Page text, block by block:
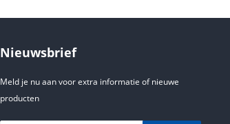
Nieuwsbrief
Meld je nu aan voor extra informatie of nieuwe
producten